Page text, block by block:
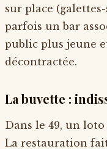
sur place
parfois un bar
public plus jeune
décontractée.
La buvette :
Dans le 49, un
La restauration